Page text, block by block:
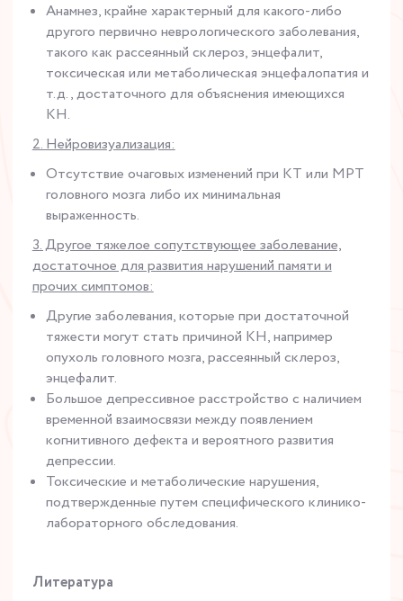
Анамнез, крайне характерный для какого-либо
другого первично неврологического заболевания,
такого как рассеянный склероз, энцефалит,
токсическая или метаболическая энцефалопатия и
т.д., достаточного для объяснения имеющихся
КН.
2. Нейровизуализация:
Отсутствие очаговых изменений при КТ или МРТ
головного мозга либо их минимальная
выраженность.
3. Другое тяжелое сопутствующее заболевание,
достаточное для развития нарушений памяти и
прочих симптомов:
Другие заболевания, которые при достаточной
тяжести могут стать причиной КН, например
опухоль головного мозга, рассеянный склероз,
энцефалит.
Большое депрессивное расстройство с наличием
временной взаимосвязи между появлением
когнитивного дефекта и вероятного развития
депрессии.
Токсические и метаболические нарушения,
подтвержденные путем специфического клинико-
лабораторного обследования.
Литература